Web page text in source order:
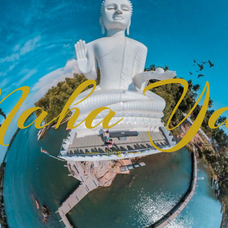
blog